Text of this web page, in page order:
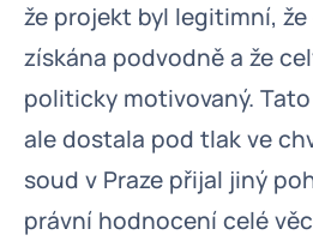
že projekt byl legitimní,
získána podvodně a že
politicky motivovaný.
ale dostala pod tlak ve
soud v Praze přijal jiný
právní hodnocení celé